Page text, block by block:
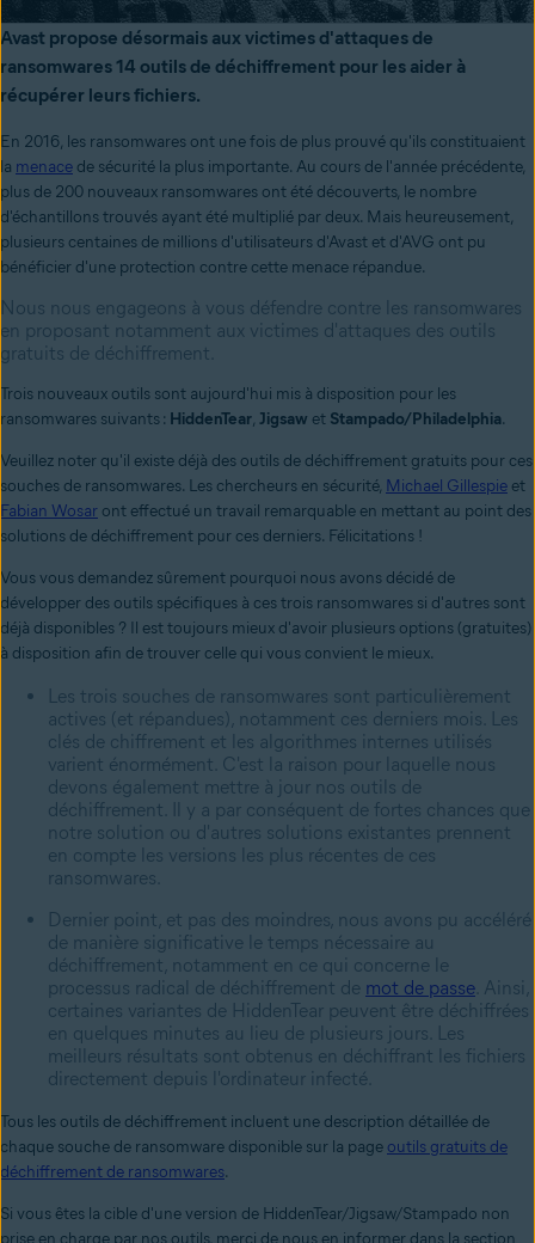
Avast propose désormais aux victimes d'attaques de
ransomwares 14 outils de déchiffrement pour les aider à
récupérer leurs fichiers.
En 2016, les ransomwares ont une fois de plus prouvé qu'ils constituaient
la menace de sécurité la plus importante. Au cours de l'année précédente,
plus de 200 nouveaux ransomwares ont été découverts, le nombre
d'échantillons trouvés ayant été multiplié par deux. Mais heureusement,
plusieurs centaines de millions d'utilisateurs d'Avast et d'AVG ont pu
bénéficier d'une protection contre cette menace répandue.
Nous nous engageons à vous défendre contre les ransomwares
en proposant notamment aux victimes d'attaques des outils
gratuits de déchiffrement.
Trois nouveaux outils sont aujourd'hui mis à disposition pour les
ransomwares suivants : HiddenTear, Jigsaw et Stampado/Philadelphia.
Veuillez noter qu'il existe déjà des outils de déchiffrement gratuits pour ces
souches de ransomwares. Les chercheurs en sécurité, Michael Gillespie et
Fabian Wosar ont effectué un travail remarquable en mettant au point des
solutions de déchiffrement pour ces derniers. Félicitations !
Vous vous demandez sûrement pourquoi nous avons décidé de
développer des outils spécifiques à ces trois ransomwares si d'autres sont
déjà disponibles ? Il est toujours mieux d'avoir plusieurs options (gratuites)
à disposition afin de trouver celle qui vous convient le mieux.
Les trois souches de ransomwares sont particulièrement
actives (et répandues), notamment ces derniers mois. Les
clés de chiffrement et les algorithmes internes utilisés
varient énormément. C'est la raison pour laquelle nous
devons également mettre à jour nos outils de
déchiffrement. Il y a par conséquent de fortes chances que
notre solution ou d'autres solutions existantes prennent
en compte les versions les plus récentes de ces
ransomwares.
Dernier point, et pas des moindres, nous avons pu accéléré
de manière significative le temps nécessaire au
déchiffrement, notamment en ce qui concerne le
processus radical de déchiffrement de mot de passe . Ainsi,
certaines variantes de HiddenTear peuvent être déchiffrées
en quelques minutes au lieu de plusieurs jours. Les
meilleurs résultats sont obtenus en déchiffrant les fichiers
directement depuis l'ordinateur infecté.
Tous les outils de déchiffrement incluent une description détaillée de
chaque souche de ransomware disponible sur la page outils gratuits de
déchiffrement de ransomwares.
Si vous êtes la cible d'une version de HiddenTear/Jigsaw/Stampado non
prise en charge par nos outils, merci de nous en informer dans la section